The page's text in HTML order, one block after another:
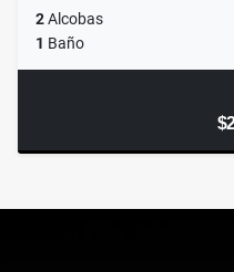
2Alcobas
1 Baño